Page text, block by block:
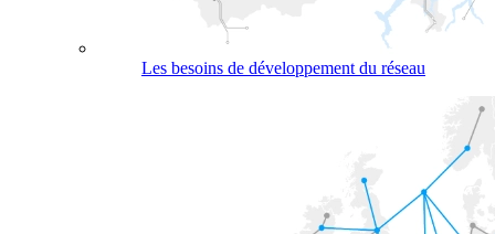
Les besoins de développement du réseau